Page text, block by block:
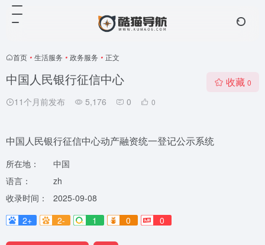
首页 • 生活服务 • 政务服务 • 正文
中国人民银行征信中心
11个月前发布 5,176 0 0
收藏 0
中国人民银行征信中心动产融资统一登记公示系统
所在地：
中国
语言：
zh
收录时间：
2025-09-08
2+
2- 1 0 0